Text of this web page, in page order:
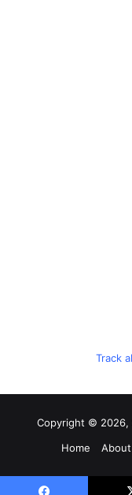
Track
Copyright © 2026,
Home